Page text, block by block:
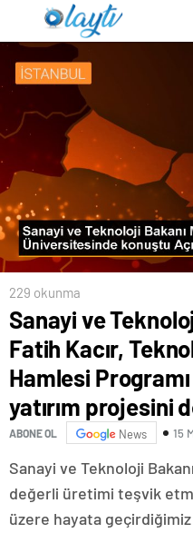
Programı kapsamında
destekliyor
229 okunma
Sanayi ve
Fatih Kacır,
Hamlesi
yatırım projesini
ABONE OL News 15
Sanayi ve Teknoloji
değerli üretimi teşvik
üzere hayata geçirdiğimiz